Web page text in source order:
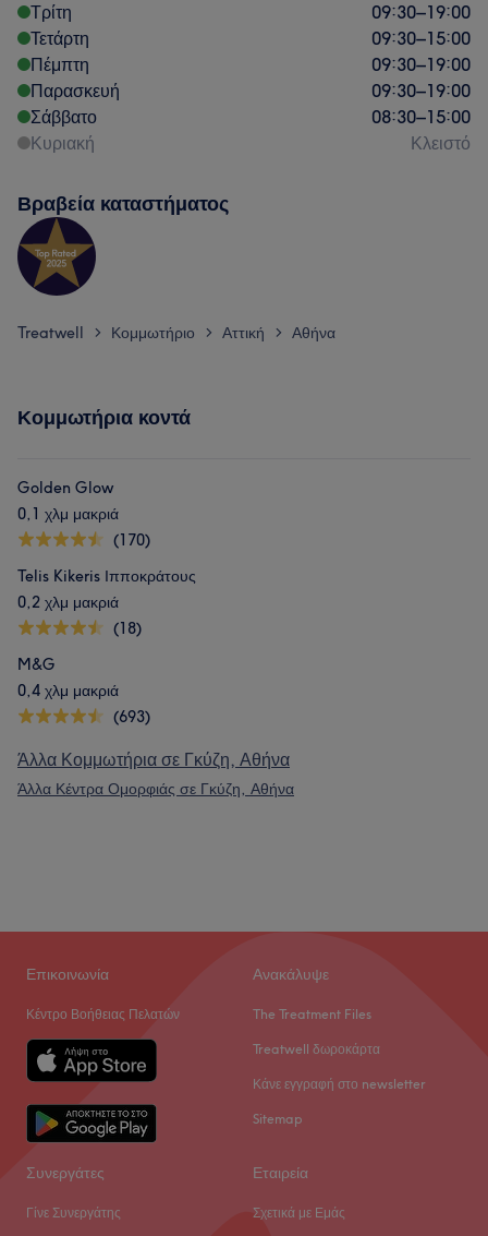
Τρίτη
09:30–19:00
Τετάρτη
09:30–15:00
Πέμπτη
09:30–19:00
Παρασκευή
09:30–19:00
Σάββατο
08:30–15:00
Κυριακή
Κλειστό
Βραβεία καταστήματος
Treatwell > Κομμωτήριο > Αττική > Αθήνα
Κομμωτήρια κοντά
Golden Glow
0,1 χλμ μακριά
(170)
Telis Kikeris Ιπποκράτους
0,2 χλμ μακριά
(18)
M&G
0,4 χλμ μακριά
(693)
Άλλα Κομμωτήρια σε Γκύζη, Αθήνα
Άλλα Κέντρα Ομορφιάς σε Γκύζη, Αθήνα
Επικοινωνία
Κέντρο Βοήθειας Πελατών
Ανακάλυψε
The Treatment Files
Treatwell δωροκάρτα
Κάνε εγγραφή στο newsletter
Sitemap
Συνεργάτες
Γίνε Συνεργάτης
Εταιρεία
Σχετικά με Εμάς